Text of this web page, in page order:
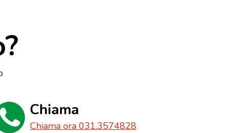
Chiama
Chiama ora 031.3574828